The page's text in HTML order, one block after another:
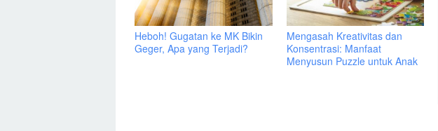
Heboh! Gugatan ke MK Bikin
Geger, Apa yang Terjadi?
Mengasah Kreativitas dan
Konsentrasi: Manfaat
Menyusun Puzzle untuk Anak